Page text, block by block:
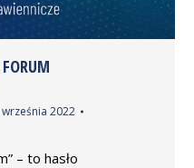
września 2022
– to hasło